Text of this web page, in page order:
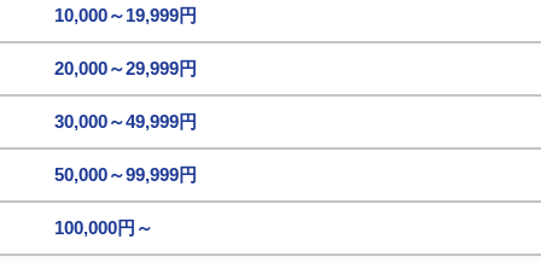
10,000～19,999円
20,000～29,999円
30,000～49,999円
50,000～99,999円
100,000円～